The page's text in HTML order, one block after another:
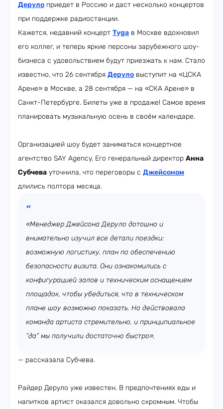
Деруло приедет в Россию и даст несколько концертов
при поддержке радиостанции.
Кажется, недавний концерт Tyga в Москве вдохновил
его коллег, и теперь яркие персоны зарубежного шоу-
бизнеса с удовольствием будут приезжать к нам. Стало
известно, что 26 сентября Деруло выступит на «ЦСКА
Арене» в Москве, а 28 сентября — на «СКА Арене» в
Санкт-Петербурге. Билеты уже в продаже! Самое время
планировать музыкальную осень в своём календаре.
Организацией шоу будет заниматься концертное
агентство SAY Agency. Его генеральный директор Анна
Субчева уточнила, что переговоры с Джейсоном
длились полтора месяца.
«Менеджер Джейсона Деруло дотошно и
внимательно изучил все детали поездки:
возможную логистику, план по обеспечению
безопасности визита. Они ознакомились с
конфигурацией залов и техническим оснащением
площадок, чтобы убедиться, что в техническом
плане шоу возможно показать. Но действовала
команда артиста стремительно, и принципиальное
“да” мы получили достаточно быстро»,
— рассказала Субчева.
Райдер Деруло уже известен. В предпочтениях еды и
напитков артист оказался довольно скромным. Чтобы